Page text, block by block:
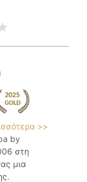
>>
by
στη
μια